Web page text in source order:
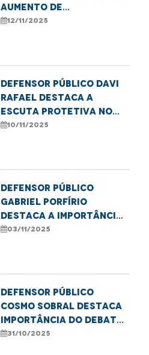
aumento de
atendimentos por
12/11/2025
Defensor Público Davi
Rafael destaca a
escuta protetiva no
combate à violência
10/11/2025
Defensor público
Gabriel Porfírio
destaca a importância
da Semana Nacional da
03/11/2025
Defensor público
Cosmo Sobral destaca
importância do debate
sobre o uso medicinal
31/10/2025